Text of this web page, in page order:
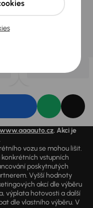
www.aaaauto.cz. Akci je
vozu se mohou lišit.
vstupních
poskytnutých
Vyšší hodnoty
akcí dle výběru
výplata hotovosti a další
dle vlastního výběru. V